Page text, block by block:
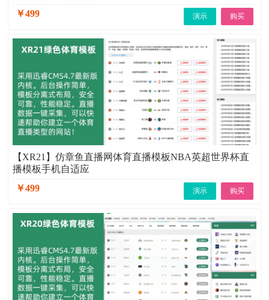
￥499
购买
演示
【XR21】仿章鱼直播网体育直播模板NBA英超世界杯直
播模板手机自适应
￥499
购买
演示